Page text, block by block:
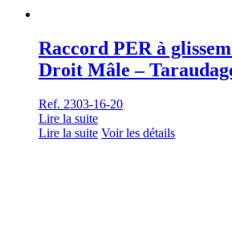
Raccord PER à
Droit Mâle –
Ref. 2303-16-20
Lire la suite
Lire la suite Voir les détails